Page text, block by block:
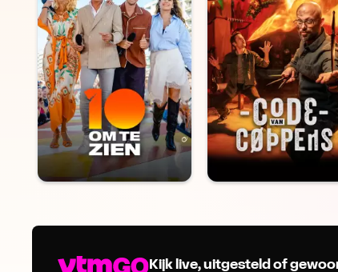
Kijk live, uitgesteld of